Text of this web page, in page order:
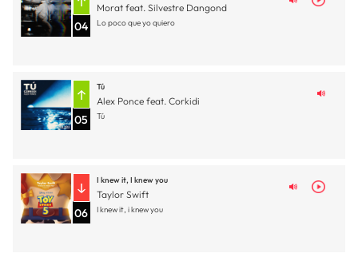
04
Morat feat. Silvestre Dangond
Lo poco que yo quiero
05
Tú
Alex Ponce feat. Corkidi
Tú
06
I knew it, I knew you
Taylor Swift
I knew it, i knew you